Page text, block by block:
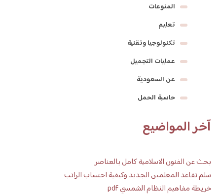
المنوعات
تعليم
تكنولوجيا وتقنية
عمليات التجميل
عن السعودية
حاسبة الحمل
آخر المواضيع
بحث عن الفنون الاسلامية كامل بالعناصر
سلم تقاعد المعلمين الجديد وكيفية احتساب الراتب
خريطة مفاهيم النظام الشمسي pdf